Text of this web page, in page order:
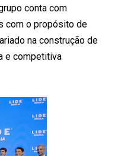
conta com
com o propósito de
na construção de
e competitiva